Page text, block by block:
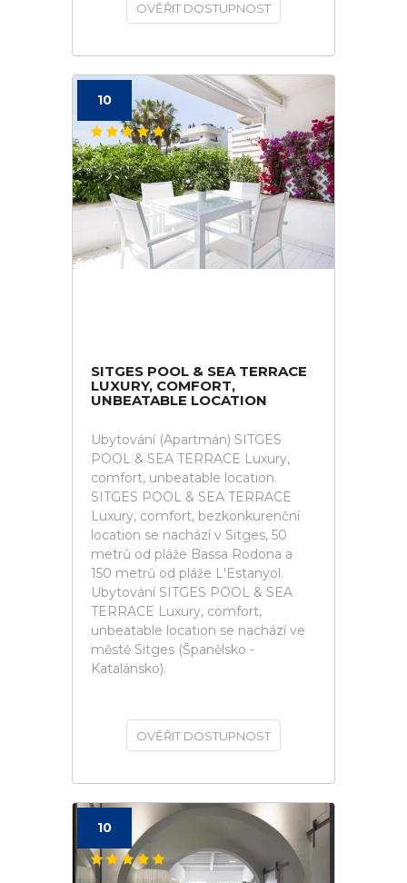
OVĚŘIT DOSTUPNOST
10
SITGES POOL & SEA TERRACE
LUXURY, COMFORT,
UNBEATABLE LOCATION
Ubytování (Apartmán) SITGES
POOL & SEA TERRACE Luxury,
comfort, unbeatable location.
SITGES POOL & SEA TERRACE
Luxury, comfort, bezkonkurenční
location se nachází v Sitges, 50
metrů od pláže Bassa Rodona a
150 metrů od pláže L'Estanyol.
Ubytování SITGES POOL & SEA
TERRACE Luxury, comfort,
unbeatable location se nachází ve
městě Sitges (Španělsko -
Katalánsko).
OVĚŘIT DOSTUPNOST
10